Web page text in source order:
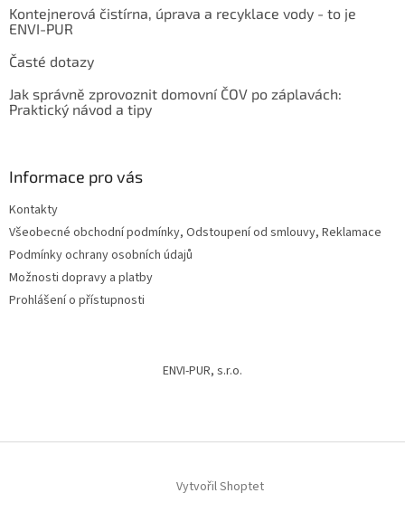
Kontejnerová čistírna, úprava a recyklace vody - to je
ENVI-PUR
Časté dotazy
Jak správně zprovoznit domovní ČOV po záplavách:
Praktický návod a tipy
Informace pro vás
Kontakty
Všeobecné obchodní podmínky, Odstoupení od smlouvy, Reklamace
Podmínky ochrany osobních údajů
Možnosti dopravy a platby
Prohlášení o přístupnosti
ENVI-PUR, s.r.o.
Vytvořil Shoptet